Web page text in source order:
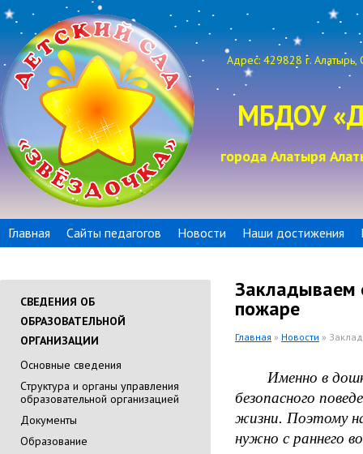
Адрес: 429828 г. Алатырь,
МБДОУ
города Алатыря
Главная Сайты педагогов Новости Наши достижения
СВЕДЕНИЯ ОБ
ОБРАЗОВАТЕЛЬНОЙ
ОРГАНИЗАЦИИ
Основные сведения
Cтруктура и органы управления
образовательной организацией
Документы
Образование
Закладываем
пожаре
Главная » Новости »
Именно в
безопасного
жизни. Поэтому
нужно с раннего